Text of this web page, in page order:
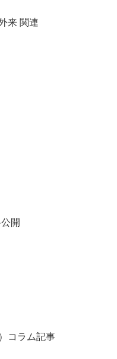
来 関連
開
コラム記事